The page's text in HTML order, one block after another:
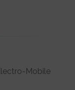
Mobile